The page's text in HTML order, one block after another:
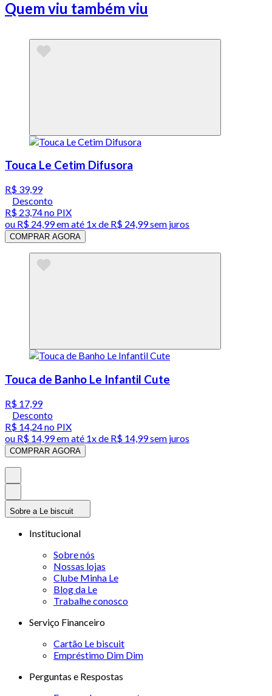
Quem viu também viu
Touca Le Cetim Difusora
R$ 39,99
Desconto
R$ 23,74no PIX
ou R$ 24,99em até 1x de R$ 24,99sem juros
COMPRAR AGORA
Touca de Banho Le Infantil Cute
R$ 17,99
Desconto
R$ 14,24no PIX
ou R$ 14,99em até 1x de R$ 14,99sem juros
COMPRAR AGORA
Sobre a Le biscuit
Institucional
Sobre nós
Nossas lojas
Clube Minha Le
Blog da Le
Trabalhe conosco
Serviço Financeiro
Cartão Le biscuit
Empréstimo Dim Dim
Perguntas e Respostas